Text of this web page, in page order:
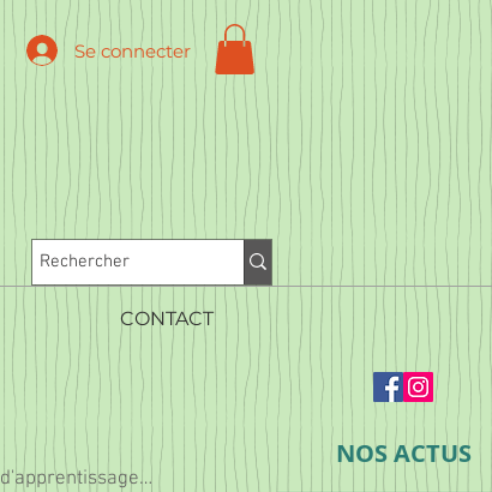
Se connecter
CONTACT
NOS ACTUS